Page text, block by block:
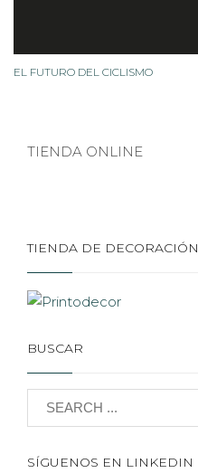
EL FUTURO DEL CICLISMO
TIENDA ONLINE
TIENDA DE DECORACIÓN
BUSCAR
SÍGUENOS EN LINKEDIN